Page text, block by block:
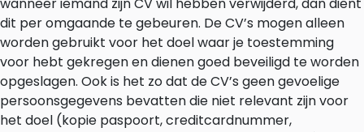
dit per omgaande te gebeuren. De CV’s mogen alleen
worden gebruikt voor het doel waar je toestemming
voor hebt gekregen en dienen goed beveiligd te worden
opgeslagen. Ook is het zo dat de CV’s geen gevoelige
persoonsgegevens bevatten die niet relevant zijn voor
het doel (kopie paspoort, creditcardnummer,